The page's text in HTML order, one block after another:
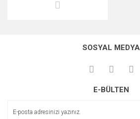
SOSYAL MEDYA
E-BÜLTEN